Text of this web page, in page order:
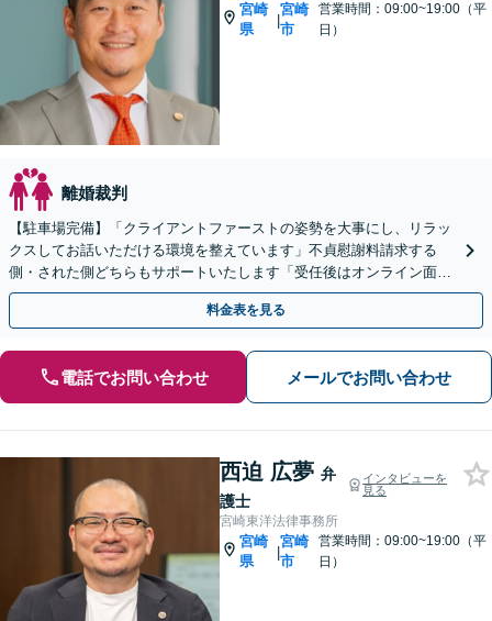
宮崎
県
|
宮崎
市
営業時間：09:00~19:00（平
日）
離婚裁判
【駐車場完備】「クライアントファーストの姿勢を大事にし、リラッ
クスしてお話いただける環境を整えています」不貞慰謝料請求する
側・された側どちらもサポートいたします「受任後はオンライン面談
やLINEチャット相談に対応」【休日・夜間相談可】
料金表を見る
電話でお問い合わせ メールでお問い合わせ
西迫 広夢 弁
護士
インタビューを
見る
宮崎東洋法律事務所
宮崎
県
|
宮崎
市
営業時間：09:00~19:00（平
日）